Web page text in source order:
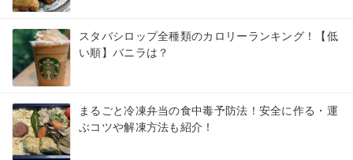
スタバシロップ全種類のカロリーランキング！【低
い順】バニラは？
まるごと冷凍弁当の食中毒予防法！安全に作る・運
ぶコツや解凍方法も紹介！